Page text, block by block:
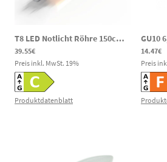
T8 LED Notlicht Röhre 150cm AC/DC 18/20/25W 3000/4000/6000K 120–300V DC
39.55€
Preis inkl. MwSt. 19%
Produktdatenblatt
14.47€
Preis